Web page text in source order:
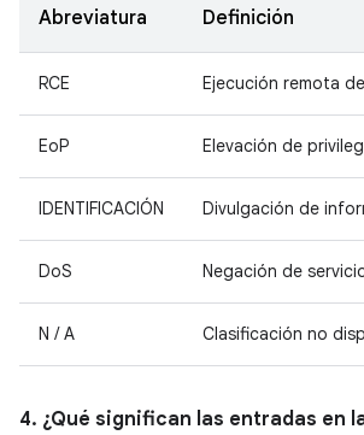
Abreviatura Definición
RCE Ejecución remota
EoP Elevación de
IDENTIFICACIÓN Divulgación de
DoS Negación de
N / A Clasificación no
4. ¿Qué significan las entradas en